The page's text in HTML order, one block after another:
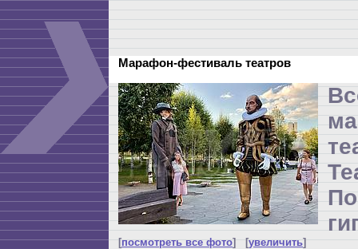
Марафон-фестиваль театров
[посмотреть все фото] [увеличить]